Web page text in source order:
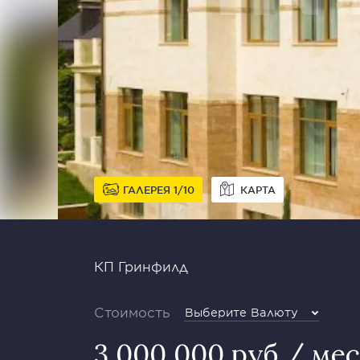
ГАЛЕРЕЯ 1 10 КАРТА
КП Гринфилд
Стоимость Выберите Валюту